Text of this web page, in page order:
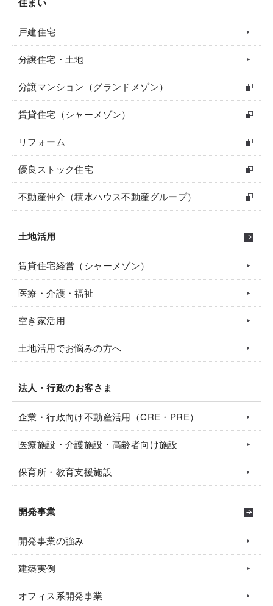
戸建住宅
分譲住宅・土地
分譲マンション（グランドメゾン）
賃貸住宅（シャーメゾン）
リフォーム
優良ストック住宅
不動産仲介（積水ハウス不動産グループ）
土地活用
賃貸住宅経営（シャーメゾン）
医療・介護・福祉
空き家活用
土地活用でお悩みの方へ
法人・行政のお客さま
企業・行政向け不動産活用（CRE・PRE）
医療施設・介護施設・高齢者向け施設
保育所・教育支援施設
開発事業
開発事業の強み
建築実例
オフィス系開発事業